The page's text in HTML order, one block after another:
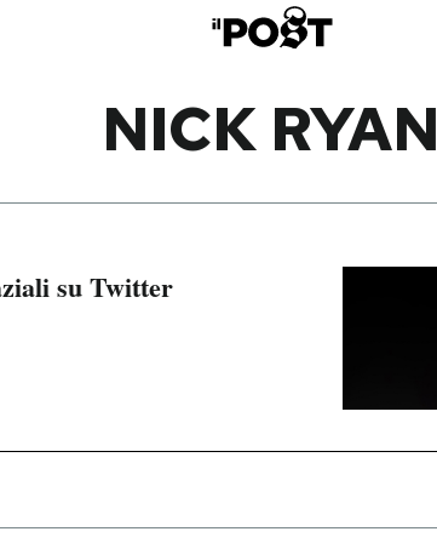
NICK RYAN
su Twitter